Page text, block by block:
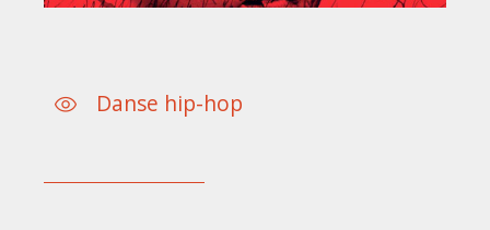
Danse hip-hop